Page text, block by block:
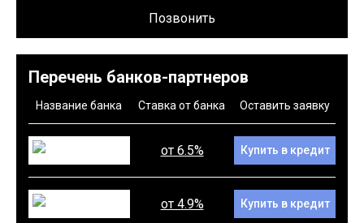
Позвонить
Перечень банков-партнеров
Название банка Ставка от банка Оставить заявку
от 6.5% Купить в кредит
от 4.9% Купить в кредит